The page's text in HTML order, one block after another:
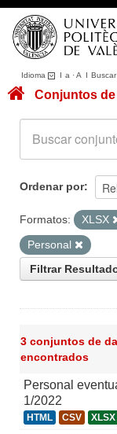
Idioma I a ·A I Buscar
Conjuntos de datos
Acerca de
Portal de Transparencia
Conjuntos
Ordenar por
Formatos: XLSX
Personal
Filtrar
3 conjuntos de
encontrados
Personal
1/2022
HTML CSV XLSX